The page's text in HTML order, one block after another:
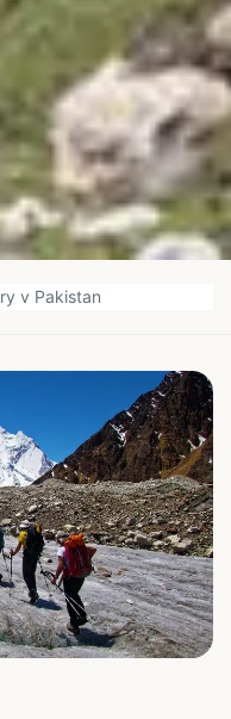
v Pakistan